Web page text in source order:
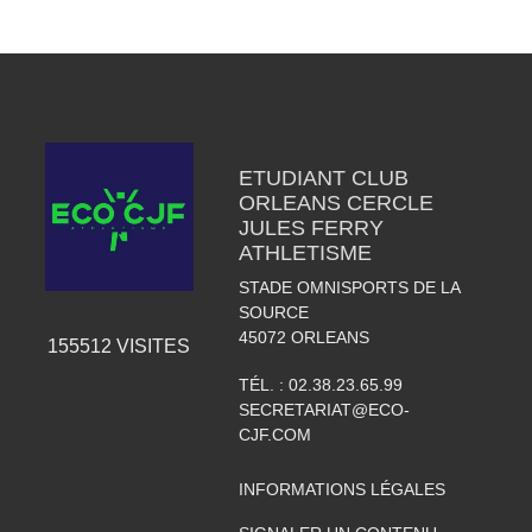
155512 VISITES
ETUDIANT CLUB
ORLEANS CERCLE
JULES FERRY
ATHLETISME
STADE OMNISPORTS DE LA
SOURCE
45072 ORLEANS
TÉL. : 02.38.23.65.99
SECRETARIAT@ECO-
CJF.COM
INFORMATIONS LÉGALES